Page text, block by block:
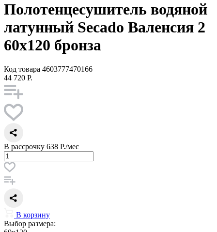
Полотенцесушитель водяной
латунный Secado Валенсия 2
60x120 бронза
Код товара 4603777470166
44 720 Р.
В рассрочку 638 Р./мес
В корзину
Выбор размера: